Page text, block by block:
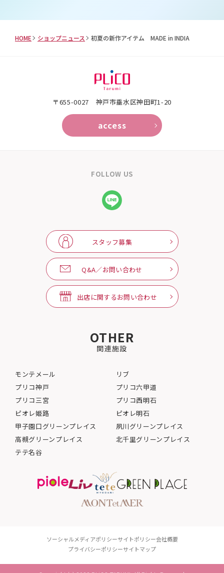
HOME ショップニュース 初夏の新作アイテム MADE in INDIA
〒655-0027 神戸市垂水区神田町1-20
access
FOLLOW US
スタッフ募集
Q&A／お問い合わせ
出店に関するお問い合わせ
OTHER
関連施設
モンテメール
リブ
プリコ神戸
プリコ六甲道
プリコ三宮
プリコ西明石
ピオレ姫路
ピオレ明石
甲子園口グリーンプレイス
夙川グリーンプレイス
高槻グリーンプレイス
北千里グリーンプレイス
テテ名谷
ソーシャルメディアポリシーサイトポリシー会社概要
プライバシーポリシーサイトマップ